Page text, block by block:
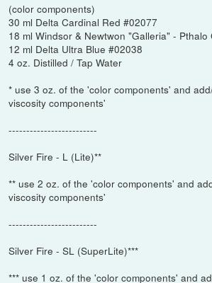
(color components)
30 ml Delta Cardinal Red #02077
18 ml Windsor & Newtwon "Galleria" - Pthalo
12 ml Delta Ultra Blue #02038
4 oz. Distilled / Tap Water
* use 3 oz. of the 'color components' and
viscosity components'
-------------------------
Silver Fire - L (Lite)**
** use 2 oz. of the 'color components' and
viscosity components'
-------------------------
Silver Fire - SL (SuperLite)***
*** use 1 oz. of the 'color components' and